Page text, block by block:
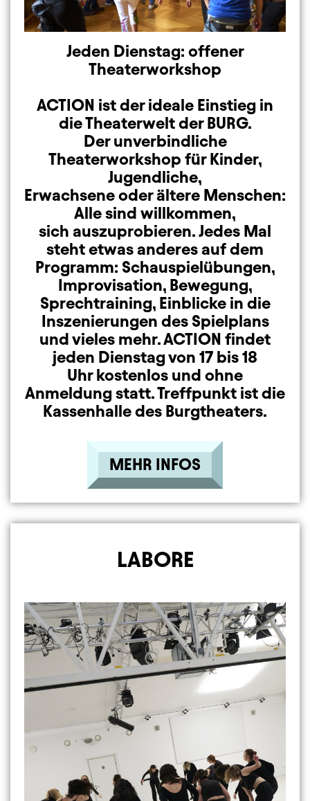
Jeden Dienstag: offener
Theaterworkshop
ACTION ist der ideale Einstieg in
die Theaterwelt der BURG.
Der unverbindliche
Theaterworkshop für Kinder,
Jugendliche,
Erwachsene oder ältere Menschen:
Alle sind willkommen,
sich auszuprobieren. Jedes Mal
steht etwas anderes auf dem
Programm: Schauspielübungen,
Improvisation, Bewegung,
Sprechtraining, Einblicke in die
Inszenierungen des Spielplans
und vieles mehr. ACTION findet
jeden Dienstag von 17 bis 18
Uhr kostenlos und ohne
Anmeldung statt. Treffpunkt ist die
Kassenhalle des Burgtheaters.
MEHR INFOS
LABORE
Image